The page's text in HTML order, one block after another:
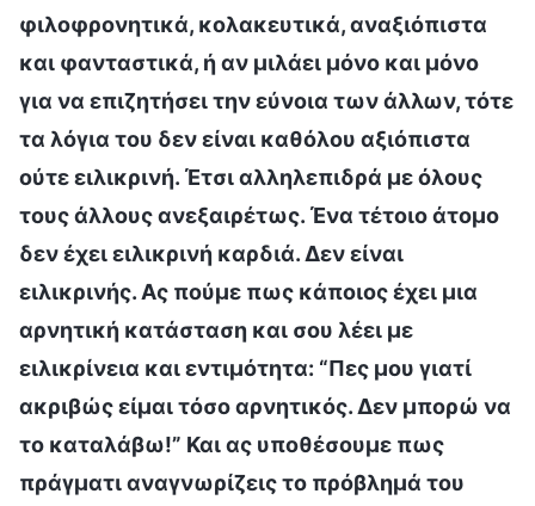
φιλοφρονητικά, κολακευτικά, αναξιόπιστα
και φανταστικά, ή αν μιλάει μόνο και μόνο
για να επιζητήσει την εύνοια των άλλων, τότε
τα λόγια του δεν είναι καθόλου αξιόπιστα
ούτε ειλικρινή. Έτσι αλληλεπιδρά με όλους
τους άλλους ανεξαιρέτως. Ένα τέτοιο άτομο
δεν έχει ειλικρινή καρδιά. Δεν είναι
ειλικρινής. Ας πούμε πως κάποιος έχει μια
αρνητική κατάσταση και σου λέει με
ειλικρίνεια και εντιμότητα: “Πες μου γιατί
ακριβώς είμαι τόσο αρνητικός. Δεν μπορώ να
το καταλάβω!” Και ας υποθέσουμε πως
πράγματι αναγνωρίζεις το πρόβλημά του